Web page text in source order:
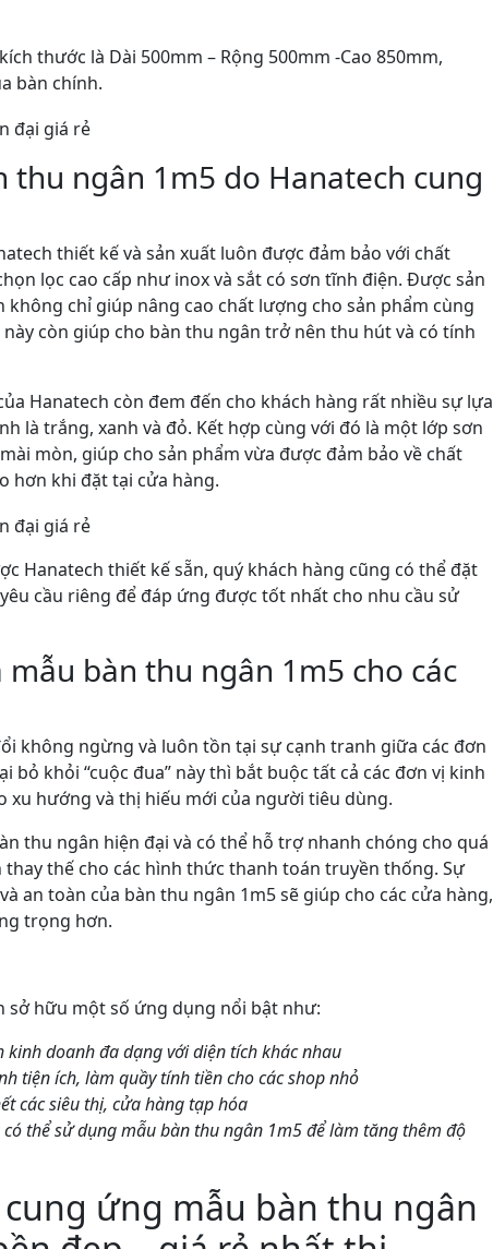
thước là Dài 500mm – Rộng 500mm -Cao 850mm,
bàn chính.
thu ngân 1m5 do Hanatech cung
thiết kế và sản xuất luôn được đảm bảo với chất
lọc cao cấp như inox và sắt có sơn tĩnh điện. Được sản
chỉ giúp nâng cao chất lượng cho sản phẩm cùng
còn giúp cho bàn thu ngân trở nên thu hút và có tính
Hanatech còn đem đến cho khách hàng rất nhiều sự lựa
là trắng, xanh và đỏ. Kết hợp cùng với đó là một lớp sơn
mòn, giúp cho sản phẩm vừa được đảm bảo về chất
hơn khi đặt tại cửa hàng.
Hanatech thiết kế sẵn, quý khách hàng cũng có thể đặt
cầu riêng để đáp ứng được tốt nhất cho nhu cầu sử
bàn thu ngân 1m5 cho các
không ngừng và luôn tồn tại sự cạnh tranh giữa các đơn
bỏ khỏi “cuộc đua” này thì bắt buộc tất cả các đơn vị kinh
xu hướng và thị hiếu mới của người tiêu dùng.
thu ngân hiện đại và có thể hỗ trợ nhanh chóng cho quá
thế cho các hình thức thanh toán truyền thống. Sự
an toàn của bàn thu ngân 1m5 sẽ giúp cho các cửa hàng,
trọng hơn.
sở hữu một số ứng dụng nổi bật như:
doanh đa dạng với diện tích khác nhau
tiện ích, làm quầy tính tiền cho các shop nhỏ
các siêu thị, cửa hàng tạp hóa
thể sử dụng mẫu bàn thu ngân 1m5 để làm tăng thêm độ
ứng mẫu bàn thu ngân